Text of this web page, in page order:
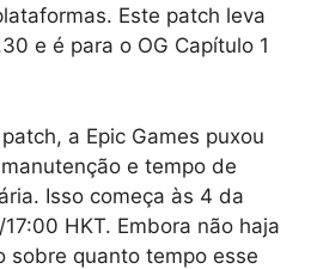
Este patch leva
e é para o OG Capítulo 1
a Epic Games puxou
e tempo de
Isso começa às 4 da
HKT. Embora não haja
sobre quanto tempo esse